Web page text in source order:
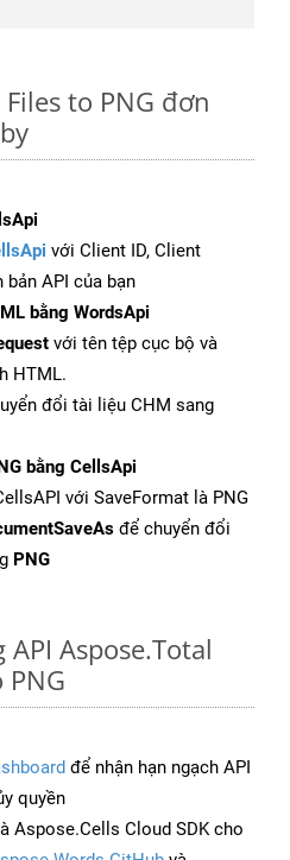
to PNG đơn
với Client ID, Client
bản API của bạn
bằng WordsApi
với tên tệp cục bộ và
HTML.
đổi tài liệu CHM sang
bằng CellsApi
với SaveFormat là PNG
để chuyển đổi
PNG
Aspose.Total
PNG
để nhận hạn ngạch API
quyền
Aspose.Cells Cloud SDK cho